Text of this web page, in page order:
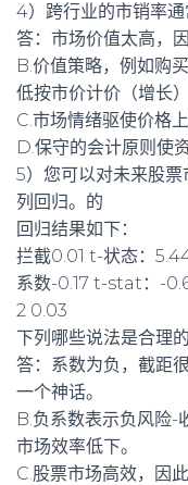
4）跨行业的市销率
答：市场价值太高，
B.价值策略，例如购
低按市价计价（增长
C.市场情绪驱使价格
D.保守的会计原则使
5）您可以对未来股
列回归。的
回归结果如下：
拦截0.01 t-状态：
系数-0.17 t-stat：-
2 0.03
下列哪些说法是合理的
答：系数为负，截距
一个神话。
B.负系数表示负风险-
市场效率低下。
C.股票市场高效，因